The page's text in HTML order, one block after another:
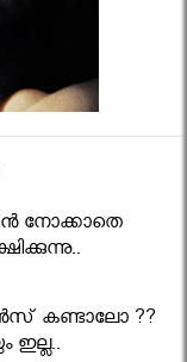
നോക്കാതെ
കണ്ടാലോ ??
ഇല്ല..